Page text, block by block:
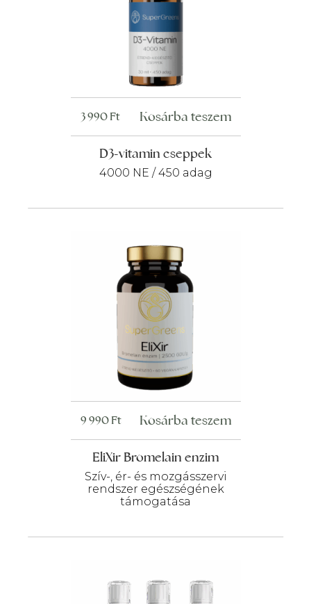
D3-vitamin cseppek
4000 NE / 450 adag
3 990Ft Kosárba teszem
EliXir Bromelain enzim
Szív-, ér- és mozgásszervi
rendszer egészségének
támogatása
9 990Ft Kosárba teszem